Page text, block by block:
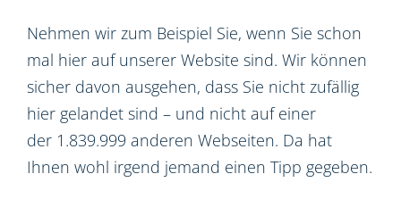
Nehmen wir zum Beispiel Sie, wenn Sie schon
mal hier auf unserer Website sind. Wir können
sicher davon ausgehen, dass Sie nicht zufällig
hier gelandet sind – und nicht auf einer
der 1.839.999 anderen Webseiten. Da hat
Ihnen wohl irgend jemand einen Tipp gegeben.